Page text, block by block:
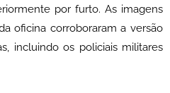
por furto. As imagens
oficina corroboraram a versão
incluindo os policiais militares